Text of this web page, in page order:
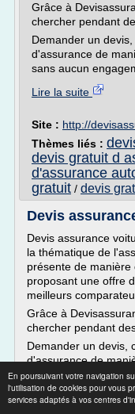
En poursuivant votre navigation
l'utilisation de cookies pour vous
services adaptés à vos centres
Grâce à
chercher pendant
Demander un
d'assurance de
sans aucun
Lire la suite
Site : http://
Thèmes liés :
devis gratuit d
d'assurance
gratuit / devis
Devis
Devis assurance
la thématique de
présente de
proposant une offre
meilleurs
Grâce à
chercher pendant
Demander un devis,
d'assurance de
sans aucun
Lire la suite